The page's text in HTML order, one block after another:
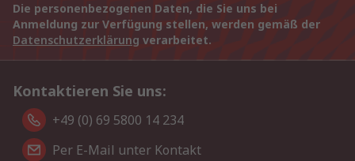
Die personenbezogenen Daten, die Sie uns bei
Anmeldung zur Verfügung stellen, werden gemäß der
Datenschutzerklärung verarbeitet.
Kontaktieren Sie uns:
+49 (0) 69 5800 14 234
Per E-Mail unter Kontakt